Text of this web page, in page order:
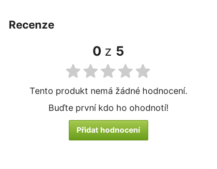
recenze
0 z 5
Tento produkt nemá žádné hodnocení.
Buďte první kdo ho ohodnotí!
Přidat hodnocení